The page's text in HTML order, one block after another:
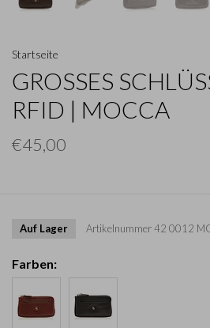
Startseite
GROSSES
FID | MOCCA
€45,00
Auf Lager Artikelnummer42 0012
Farben: